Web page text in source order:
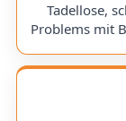
Tadellose,
Problems mit
bringe.